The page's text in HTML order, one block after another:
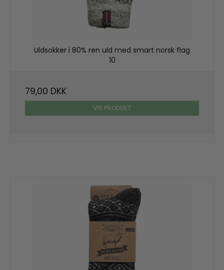
Uldsokker i 80% ren uld med smart norsk flag
10
79,00 DKK
VIS PRODUKT